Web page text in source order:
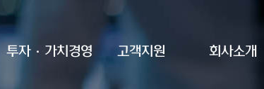
투자·가치경영 고객지원 회사소개